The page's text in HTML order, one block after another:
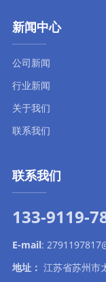
新闻中心
公司新闻
行业新闻
关于我们
联系我们
联系我们
133-9119-
E-mail:
地址： 江苏省苏州市